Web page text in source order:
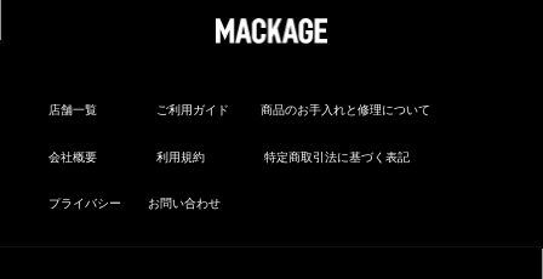
店舗一覧 ご利用ガイド 商品のお手入れと修理について
会社概要 利用規約 特定商取引法に基づく表記
プライバシー お問い合わせ